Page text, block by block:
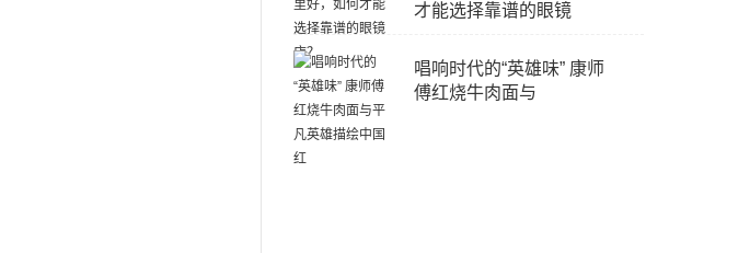
才能选择靠谱的眼镜
唱响时代的“英雄味” 康师
傅红烧牛肉面与